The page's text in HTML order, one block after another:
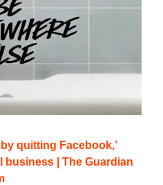
quitting Facebook,’
| The Guardian